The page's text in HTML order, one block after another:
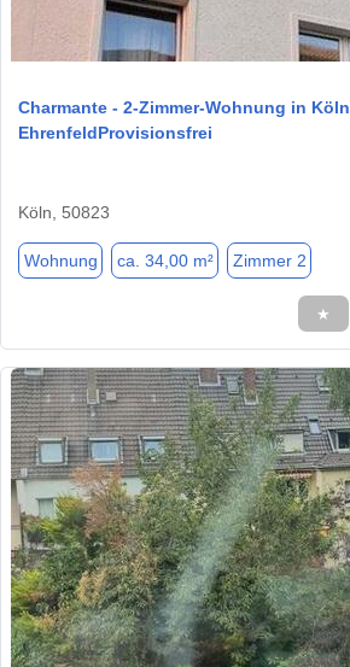
Charmante - 2-Zimmer-Wohnung in Köln
EhrenfeldProvisionsfrei
Köln, 50823
Wohnung ca. 34,00 m² Zimmer 2
★